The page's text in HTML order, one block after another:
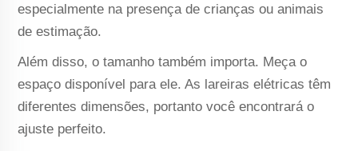
especialmente na presença de crianças ou animais
de estimação.
Além disso, o tamanho também importa. Meça o
espaço disponível para ele. As lareiras elétricas têm
diferentes dimensões, portanto você encontrará o
ajuste perfeito.